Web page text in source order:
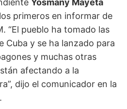
Yosmany Mayeta
primeros en informar de
“El pueblo ha tomado las
Cuba y se ha lanzado para
y muchas otras
afectando a la
dijo el comunicador en la
.